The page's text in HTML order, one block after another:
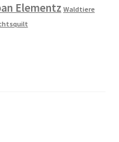
Elementz Waldtiere